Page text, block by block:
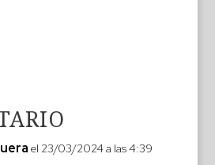
el 23/03/2024 a las 4:39